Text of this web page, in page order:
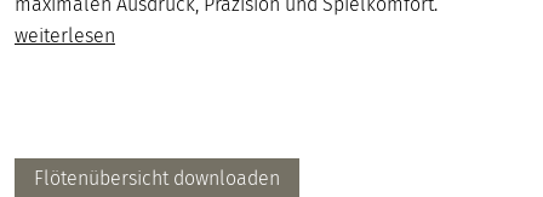
weiterlesen
Flötenübersicht downloaden